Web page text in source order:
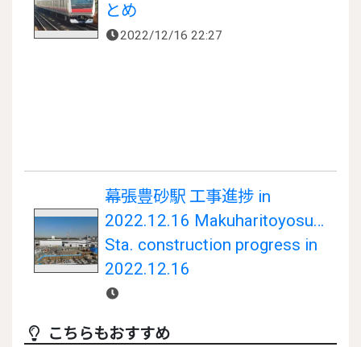
とめ
2022/12/16 22:27
幕張豊砂駅 工事進捗 in
2022.12.16 Makuharitoyosuna
Sta. construction progress in
2022.12.16
こちらもおすすめ